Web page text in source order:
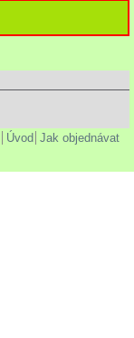
Úvod Jak objednávat